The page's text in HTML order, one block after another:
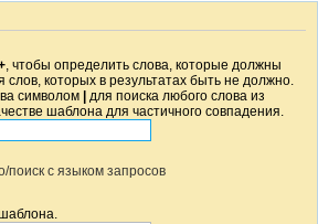
, чтобы определить слова, которые должны
слов, которых в результатах быть не должно.
символом | для поиска любого слова из
шаблона для частичного совпадения.
поиск с языком запросов